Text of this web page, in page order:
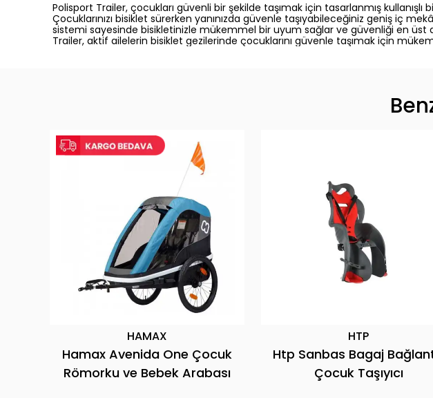
Polisport Trailer, çocukları güvenli bir şekilde taşımak için tasarlanmış
Çocuklarınızı bisiklet sürerken yanınızda güvenle taşıyabileceğiniz geniş iç
sistemi sayesinde bisikletinizle mükemmel bir uyum sağlar ve güvenliği en üst
Trailer, aktif ailelerin bisiklet gezilerinde çocuklarını güvenle taşımak için
HAMAX
Hamax Avenida One Çocuk
Römorku ve Bebek Arabası
HTP
Htp Sanbas Bagaj
Çocuk Taşıyıcı